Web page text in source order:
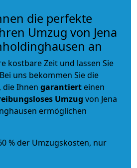
die perfekte
Umzug von Jena
an
kostbare Zeit und lassen Sie
uns bekommen Sie die
, die Ihnen garantiert einen
Umzug von Jena
ermöglichen
% der Umzugskosten, nur